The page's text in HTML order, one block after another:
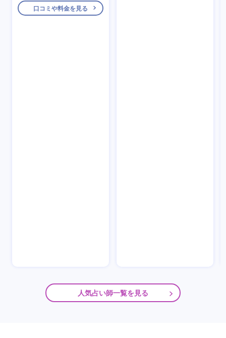
口コミや料金を見る
人気占い師一覧を見る